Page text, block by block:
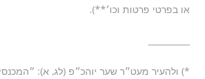
או בפרטי פרטות וכו׳**).
*) ולהעיר מעט״ר שער יוהכ״פ (לג, א):